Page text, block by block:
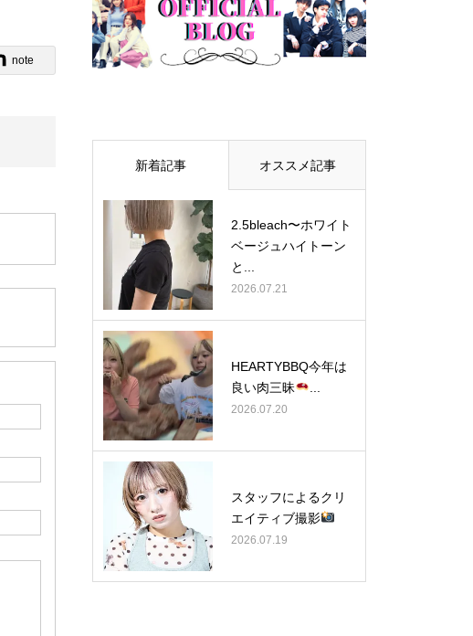
note
新着記事 オススメ記事
2.5bleach〜ホワイト
ベージュ⁡ハイトーン
と...
2026.07.21
HEARTYBBQ今年は
良い肉三昧
2026.07.20
スタッフによるクリ
エイティブ撮影
2026.07.19